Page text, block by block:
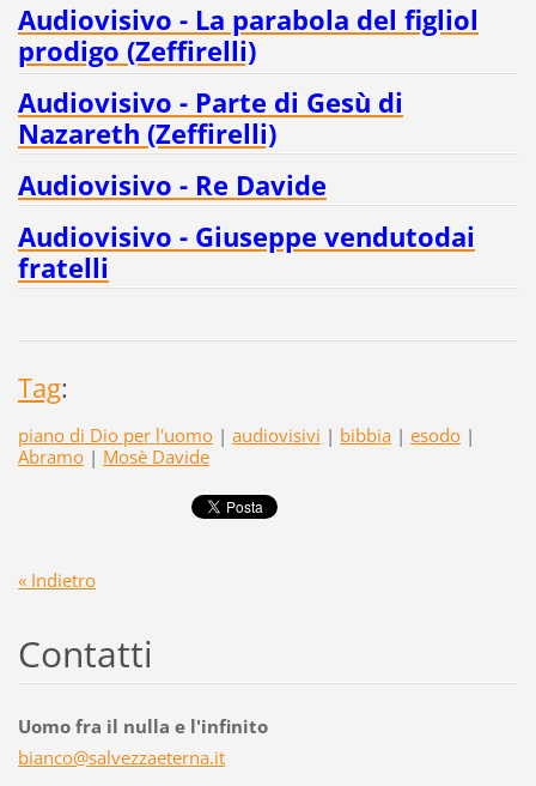
Audiovisivo - La parabola del figliol
prodigo (Zeffirelli)
Audiovisivo - Parte di Gesù di
Nazareth (Zeffirelli)
Audiovisivo - Re Davide
Audiovisivo - Giuseppe vendutodai
fratelli
Tag:
piano di Dio per l'uomo | audiovisivi | bibbia | esodo |
Abramo | Mosè Davide
« Indietro
Contatti
Uomo fra il nulla e l'infinito
bianco@salvezzaeterna.it